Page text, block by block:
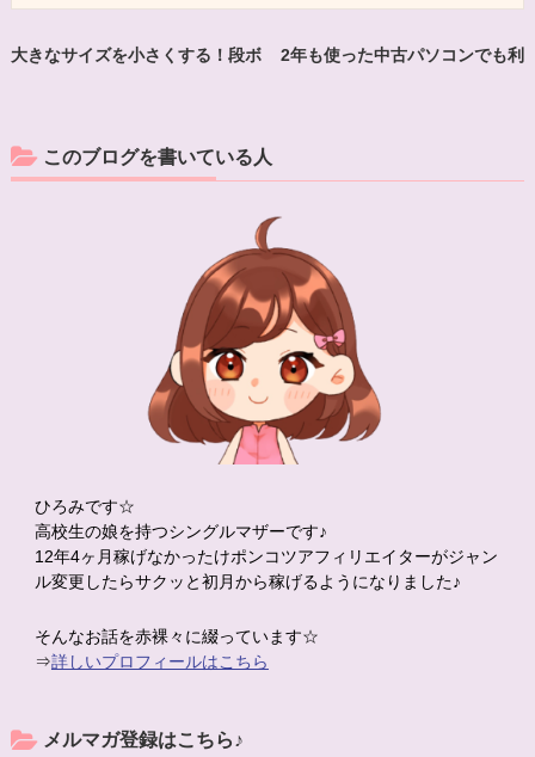
大きなサイズを小さくする！段ボ
2年も使った中古パソコンでも利
このブログを書いている人
ひろみです☆
高校生の娘を持つシングルマザーです♪
12年4ヶ月稼げなかったけポンコツアフィリエイターがジャン
ル変更したらサクッと初月から稼げるようになりました♪
そんなお話を赤裸々に綴っています☆
⇒詳しいプロフィールはこちら
メルマガ登録はこちら♪